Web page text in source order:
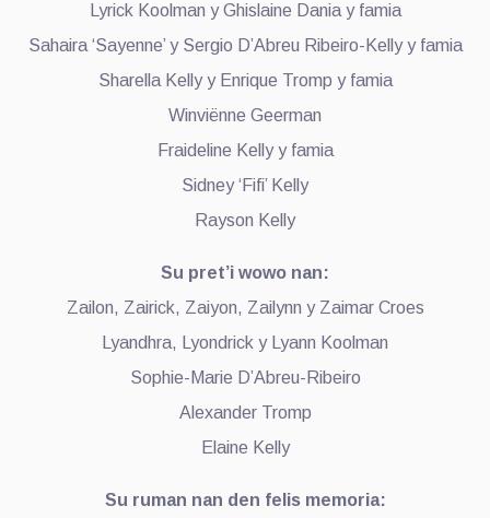
Lyrick Koolman y Ghislaine Dania y famia
Sahaira ‘Sayenne’ y Sergio D’Abreu Ribeiro-Kelly y famia
Sharella Kelly y Enrique Tromp y famia
Winviënne Geerman
Fraideline Kelly y famia
Sidney ‘Fifi’ Kelly
Rayson Kelly
Su pret’i wowo nan:
Zailon, Zairick, Zaiyon, Zailynn y Zaimar Croes
Lyandhra, Lyondrick y Lyann Koolman
Sophie-Marie D’Abreu-Ribeiro
Alexander Tromp
Elaine Kelly
Su ruman nan den felis memoria: